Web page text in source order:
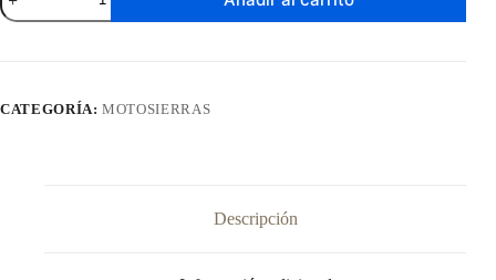
Eléctrica
Stihl
CATEGORÍA:MOTOSIERRAS
Descripción